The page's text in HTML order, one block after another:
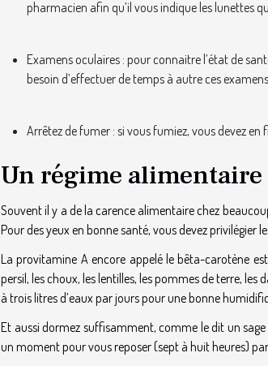
pharmacien afin qu’il vous indique les lunettes
Examens oculaires : pour connaitre l’état de
besoin d’effectuer de temps à autre ces examens.
Arrêtez de fumer : si vous fumiez, vous devez
Un régime alimentaire
Souvent il y a de la carence alimentaire chez
Pour des yeux en bonne santé, vous devez privilégier
La provitamine A encore appelé le bêta-carotène
persil, les choux, les lentilles, les pommes de terre,
à trois litres d’eaux par jours pour une bonne
Et aussi dormez suffisamment, comme le dit un
un moment pour vous reposer (sept à huit heures)